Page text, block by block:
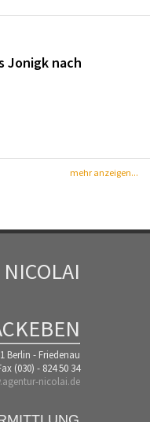
Jonigk nach
mehr anzeigen...
Berlin - Friedenau
(030) - 824 50 34
nicolai.de